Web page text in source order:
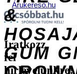
&
GUM
Árukereső.hu
Iratkozz
fel
hírlevelünkre!